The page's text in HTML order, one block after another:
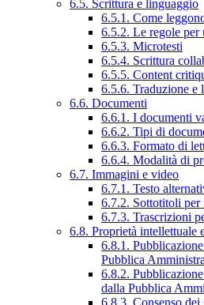
6.5. Scrittura e linguaggio
6.5.1. Come
6.5.2. Le regole per
6.5.3. Microtesti
6.5.4. Scrittura
6.5.5. Content
6.5.6. Traduzione e
6.6. Documenti
6.6.1. I documenti
6.6.2. Tipi di
6.6.3. Formato di
6.6.4. Modalità di
6.7. Immagini e video
6.7.1. Testo
6.7.2. Sottotitoli per
6.7.3. Trascrizioni
6.8. Proprietà intellettuale
6.8.1.
Pubblica
6.8.2.
dalla Pubblica
6.8.3. Consenso